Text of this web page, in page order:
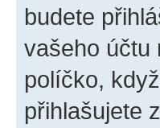
budete
vašeho účtu
políčko,
přihlašujete